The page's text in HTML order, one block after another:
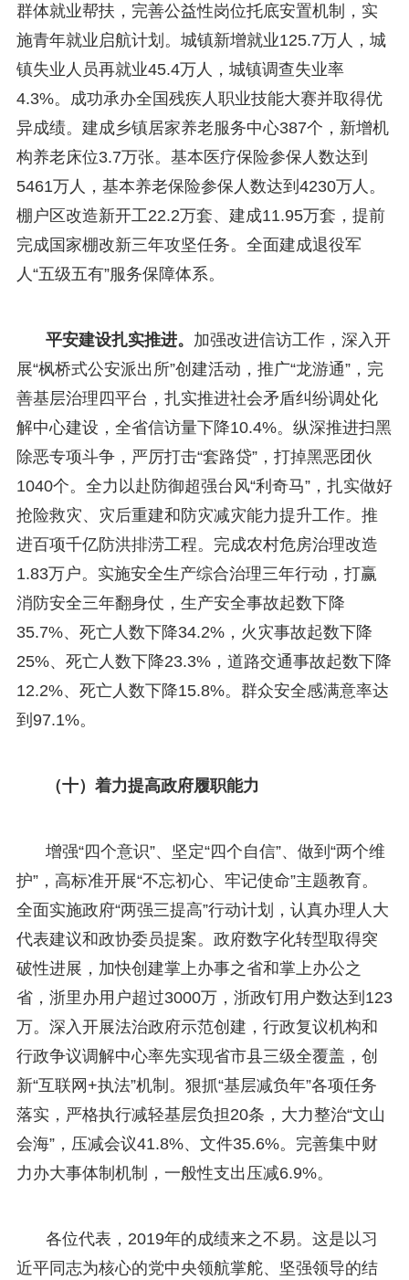
群体就业帮扶，完善公益性岗位托底安置机制，实
施青年就业启航计划。城镇新增就业125.7万人，城
镇失业人员再就业45.4万人，城镇调查失业率
4.3%。成功承办全国残疾人职业技能大赛并取得优
异成绩。建成乡镇居家养老服务中心387个，新增机
构养老床位3.7万张。基本医疗保险参保人数达到
5461万人，基本养老保险参保人数达到4230万人。
棚户区改造新开工22.2万套、建成11.95万套，提前
完成国家棚改新三年攻坚任务。全面建成退役军
人“五级五有”服务保障体系。
平安建设扎实推进。 加强改进信访工作，深入开
展“枫桥式公安派出所”创建活动，推广“龙游通”，完
善基层治理四平台，扎实推进社会矛盾纠纷调处化
解中心建设，全省信访量下降10.4%。纵深推进扫黑
除恶专项斗争，严厉打击“套路贷”，打掉黑恶团伙
1040个。全力以赴防御超强台风“利奇马”，扎实做好
抢险救灾、灾后重建和防灾减灾能力提升工作。推
进百项千亿防洪排涝工程。完成农村危房治理改造
1.83万户。实施安全生产综合治理三年行动，打赢
消防安全三年翻身仗，生产安全事故起数下降
35.7%、死亡人数下降34.2%，火灾事故起数下降
25%、死亡人数下降23.3%，道路交通事故起数下降
12.2%、死亡人数下降15.8%。群众安全感满意率达
到97.1%。
（十）着力提高政府履职能力
增强“四个意识”、坚定“四个自信”、做到“两个维
护”，高标准开展“不忘初心、牢记使命”主题教育。
全面实施政府“两强三提高”行动计划，认真办理人大
代表建议和政协委员提案。政府数字化转型取得突
破性进展，加快创建掌上办事之省和掌上办公之
省，浙里办用户超过3000万，浙政钉用户数达到123
万。深入开展法治政府示范创建，行政复议机构和
行政争议调解中心率先实现省市县三级全覆盖，创
新“互联网+执法”机制。狠抓“基层减负年”各项任务
落实，严格执行减轻基层负担20条，大力整治“文山
会海”，压减会议41.8%、文件35.6%。完善集中财
力办大事体制机制，一般性支出压减6.9%。
各位代表，2019年的成绩来之不易。这是以习
近平同志为核心的党中央领航掌舵、坚强领导的结